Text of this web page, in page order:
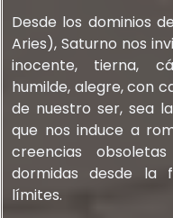
Desde los dominios
Aries), Saturno nos
inocente, tierna,
humilde, alegre, con
de nuestro ser, sea
que nos induce a
creencias
dormidas desde la
límites.